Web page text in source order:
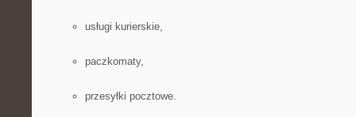
usługi kurierskie,
paczkomaty,
przesyłki pocztowe.